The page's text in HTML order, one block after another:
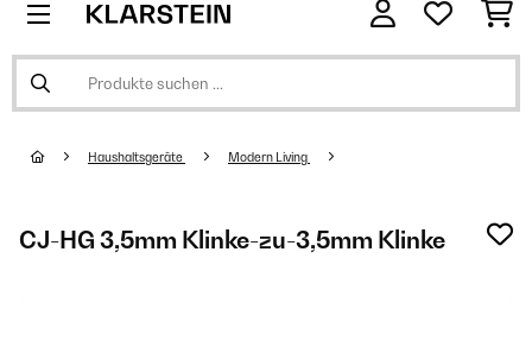
Haushaltsgeräte Modern Living
CJ-HG 3,5mm Klinke-zu-3,5mm Klinke